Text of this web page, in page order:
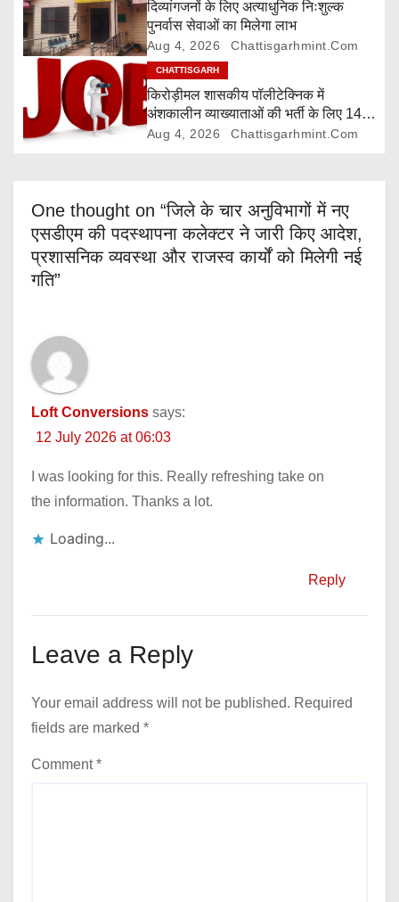
o
n
दिव्यांगजनों के लिए अत्याधुनिक निःशुल्क
पुनर्वास सेवाओं का मिलेगा लाभ
Aug 4, 2026 Chattisgarhmint.com
CHATTISGARH
किरोड़ीमल शासकीय पॉलीटेक्निक में
अंशकालीन व्याख्याताओं की भर्ती के लिए 14
अगस्त तक आवेदन आमंत्रित
Aug 4, 2026 Chattisgarhmint.com
One thought on “जिले के चार अनुविभागों में नए
एसडीएम की पदस्थापना कलेक्टर ने जारी किए आदेश,
प्रशासनिक व्यवस्था और राजस्व कार्यों को मिलेगी नई
गति”
Loft Conversions says:
12 July 2026 at 06:03
I was looking for this. Really refreshing take on
the information. Thanks a lot.
Loading...
Reply
Leave a Reply
Your email address will not be published. Required
fields are marked *
Comment*